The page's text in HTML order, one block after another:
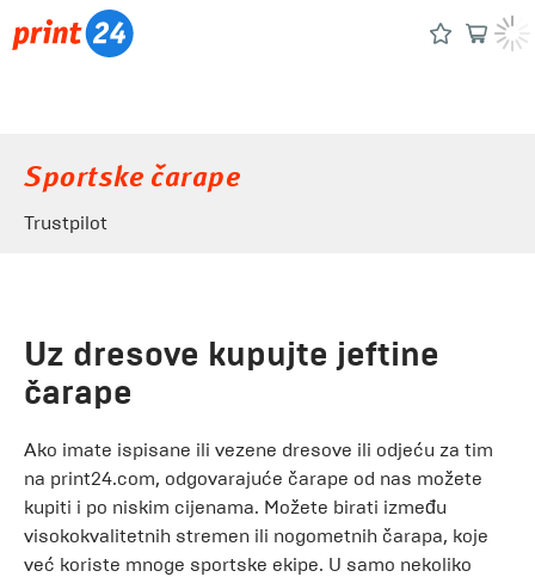
Sportske čarape
Trustpilot
Uz dresove kupujte jeftine
čarape
Ako imate ispisane ili vezene dresove ili odjeću za tim
na print24.com, odgovarajuće čarape od nas možete
kupiti i po niskim cijenama. Možete birati između
visokokvalitetnih stremen ili nogometnih čarapa, koje
već koriste mnoge sportske ekipe. U samo nekoliko